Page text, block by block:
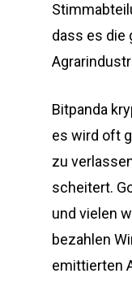
dass es die
Bitpanda
es wird oft
zu
scheitert.
und vielen
bezahlen
emittierten